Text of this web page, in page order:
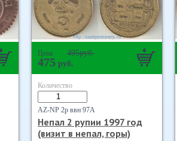
Цена 495руб.
475 руб.
Количество
AZ-NP 2р ввн 97А
Непал 2 рупии 1997 год
(визит в непал, горы)